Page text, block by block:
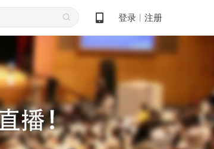
登录 注册